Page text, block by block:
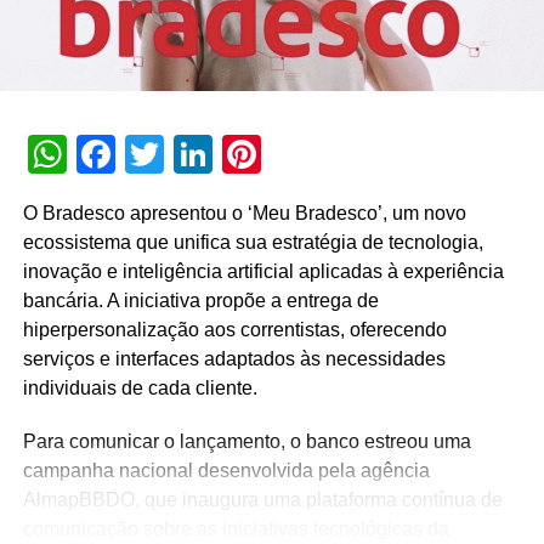
do portfólio de
acessórios Xbox no
Brasil. Começamos
com o controle
adaptável, o controle
com fio (pensando nos
jogadores de PC), o
headset sem fio e,
agora,mais opçõesde
cores para os fãs
brasileiros
demonstrarem o seu
WhatsApp
Facebook
TwitterLinkedIn
Pinterest
O Bradesco apresentou o ‘Meu Bradesco’, um novo
ecossistema que unifica sua estratégia de tecnologia,
inovação e inteligência artificial aplicadas à experiência
bancária. A iniciativa propõe a entrega de
hiperpersonalização aos correntistas, oferecendo
serviços e interfaces adaptados às necessidades
individuais de cada cliente.
Para comunicar o lançamento, o banco estreou uma
campanha nacional desenvolvida pela agência
AlmapBBDO, que inaugura uma plataforma contínua de